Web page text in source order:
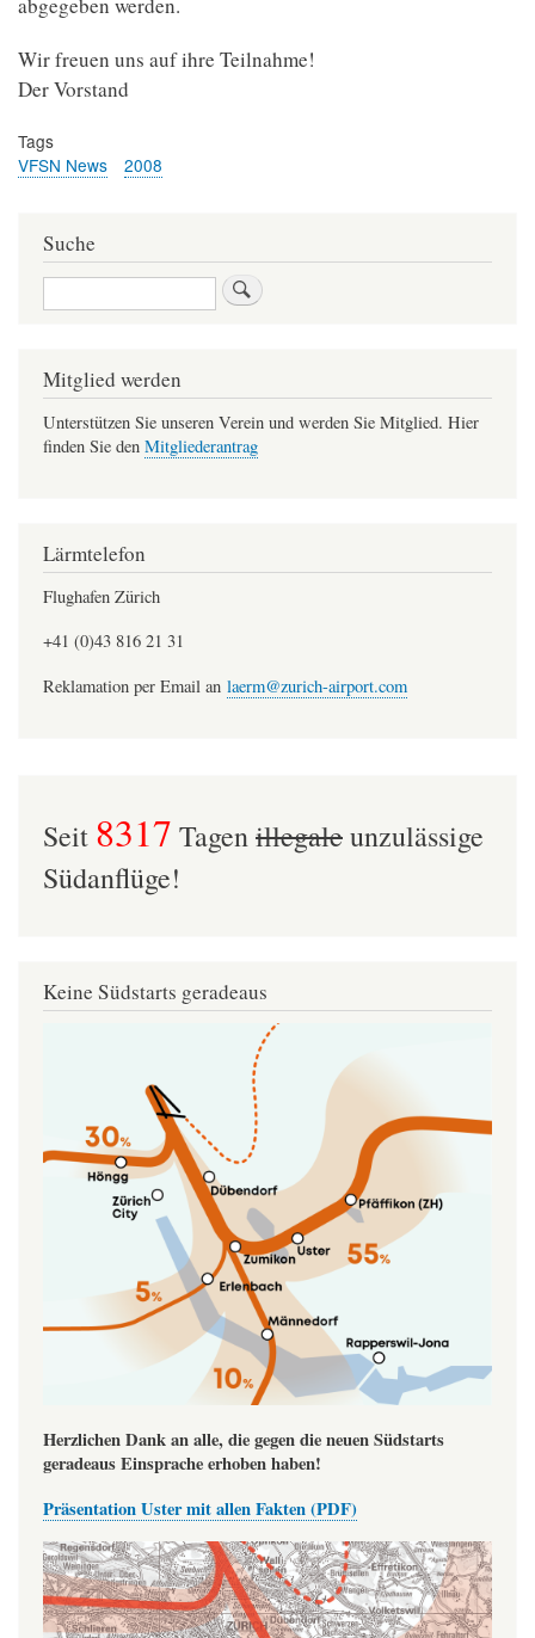
Wir freuen uns auf ihre Teilnahme!
Der Vorstand
Tags
VFSN News
2008
Suche
Suche
Mitglied werden
Unterstützen Sie unseren Verein und werden Sie Mitglied. Hier
finden Sie den Mitgliederantrag
Lärmtelefon
Flughafen Zürich
+41 (0)43 816 21 31
Reklamation per Email an laerm@zurich-airport.com
Seit 8317 Tagenillegaleunzulässige
Südanflüge!
Keine Südstarts geradeaus
Herzlichen Dank an alle, die gegen die neuen Südstarts
geradeaus Einsprache erhoben haben!
Präsentation Uster mit allen Fakten (PDF)